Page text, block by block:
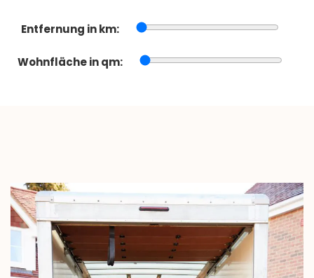
Entfernung in km:
Wohnfläche in qm: